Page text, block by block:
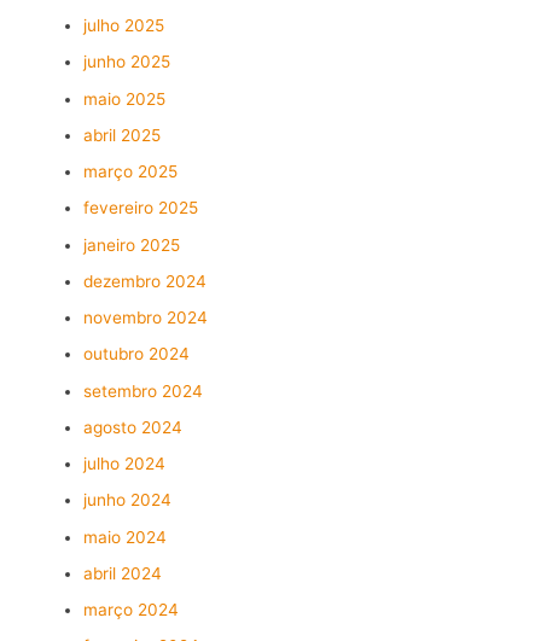
julho 2025
junho 2025
maio 2025
abril 2025
março 2025
fevereiro 2025
janeiro 2025
dezembro 2024
novembro 2024
outubro 2024
setembro 2024
agosto 2024
julho 2024
junho 2024
maio 2024
abril 2024
março 2024